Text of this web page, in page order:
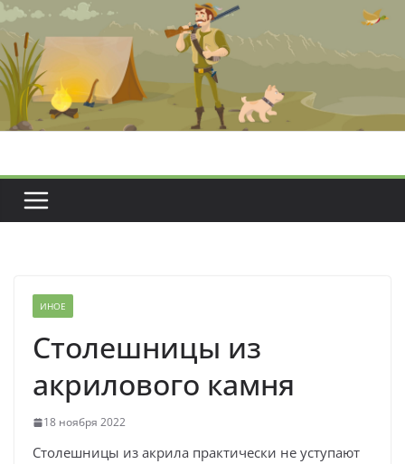
Перейти
содержимому
ИНОЕ
Столешницы из
акрилового камня
18 ноября 2022
Столешницы из акрила практически не уступают